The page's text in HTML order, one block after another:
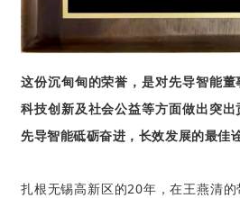
这份沉甸甸的荣誉，是对先导智能董
科技创新及社会公益等方面做出突出
先导智能砥砺奋进，长效发展的最佳诠
扎根无锡高新区的20年，在王燕清